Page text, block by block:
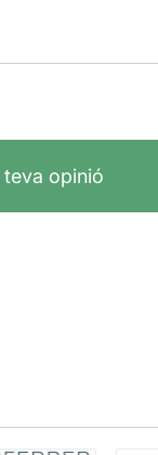
teva opinió